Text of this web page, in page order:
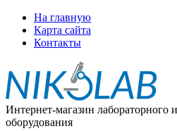
На главную
Карта сайта
Контакты
Интернет-магазин лабораторного
оборудования